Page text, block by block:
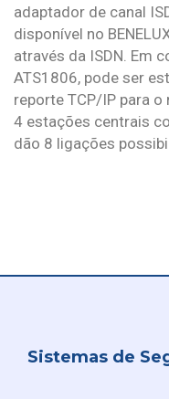
adaptador de canal
disponível no
através da ISDN. Em
ATS1806, pode ser
reporte TCP/IP para
4 estações centrais
dão 8 ligações
Sistemas de